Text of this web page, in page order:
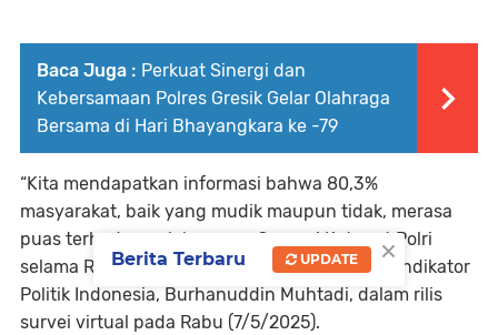
Baca Juga : Perkuat Sinergi dan
Kebersamaan Polres Gresik Gelar Olahraga
Bersama di Hari Bhayangkara ke -79
“Kita mendapatkan informasi bahwa 80,3%
masyarakat, baik yang mudik maupun tidak, merasa
puas terhadap pelaksanaan Operasi Ketupat Polri
selama Ramadan dan Lebaran,” kata Direktur Indikator
Politik Indonesia, Burhanuddin Muhtadi, dalam rilis
survei virtual pada Rabu (7/5/2025).
×
Berita Terbaru UPDATE